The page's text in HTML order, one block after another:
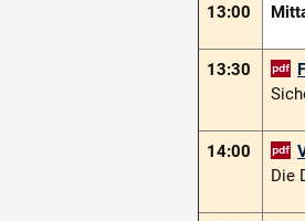
13:00
13:30
14:00
Die